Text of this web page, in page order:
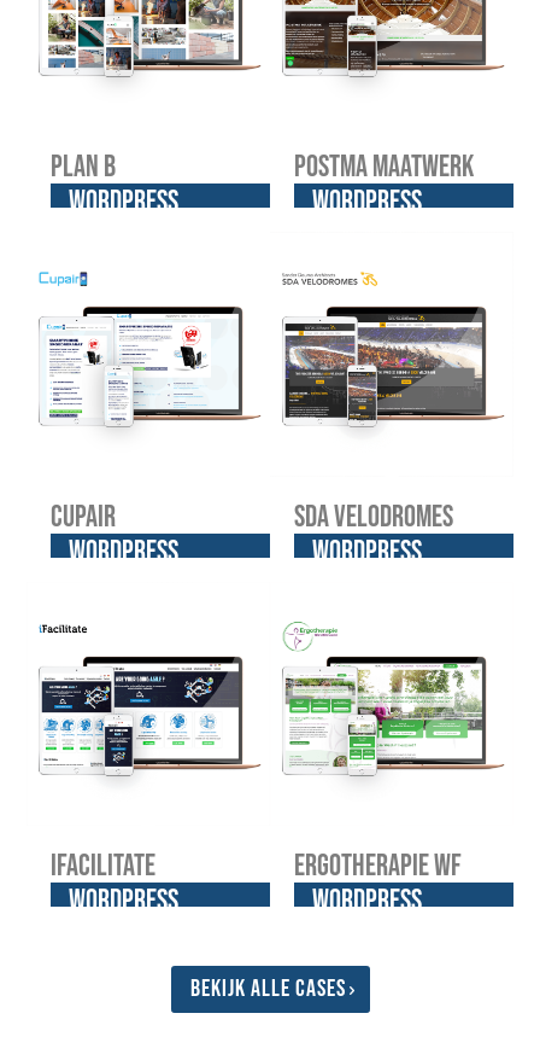
Plan B
WordPress
Postma Maatwerk
WordPress
Cupair
WordPress
SDA Velodromes
WordPress
iFacilitate
WordPress
Ergotherapie WF
WordPress
Bekijk alle cases